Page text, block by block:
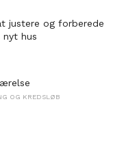
justere og forberede
hus
OG KREDSLØB